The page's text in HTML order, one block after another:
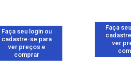
Faça seu login ou
cadastre-se para
ver preços e
comprar
Faça
ver